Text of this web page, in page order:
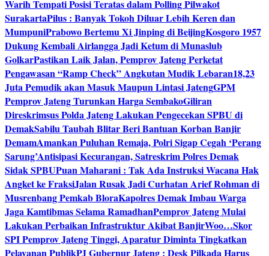
Warih Tempati Posisi Teratas dalam Polling Pilwakot
SurakartaPilus : Banyak Tokoh Diluar Lebih Keren dan
MumpuniPrabowo Bertemu Xi Jinping di BeijingKosgoro 1957
Dukung Kembali Airlangga Jadi Ketum di Munaslub
GolkarPastikan Laik Jalan, Pemprov Jateng Perketat
Pengawasan “Ramp Check” Angkutan Mudik Lebaran18,23
Juta Pemudik akan Masuk Maupun Lintasi JatengGPM
Pemprov Jateng Turunkan Harga SembakoGiliran
Direskrimsus Polda Jateng Lakukan Pengecekan SPBU di
DemakSabilu Taubah Blitar Beri Bantuan Korban Banjir
DemamAmankan Puluhan Remaja, Polri Sigap Cegah ‘Perang
Sarung’Antisipasi Kecurangan, Satreskrim Polres Demak
Sidak SPBUPuan Maharani : Tak Ada Instruksi Wacana Hak
Angket ke FraksiJalan Rusak Jadi Curhatan Arief Rohman di
Musrenbang Pemkab BloraKapolres Demak Imbau Warga
Jaga Kamtibmas Selama RamadhanPemprov Jateng Mulai
Lakukan Perbaikan Infrastruktur Akibat BanjirWoo…Skor
SPI Pemprov Jateng Tinggi, Aparatur Diminta Tingkatkan
Pelayanan PublikPJ Gubernur Jateng : Desk Pilkada Harus